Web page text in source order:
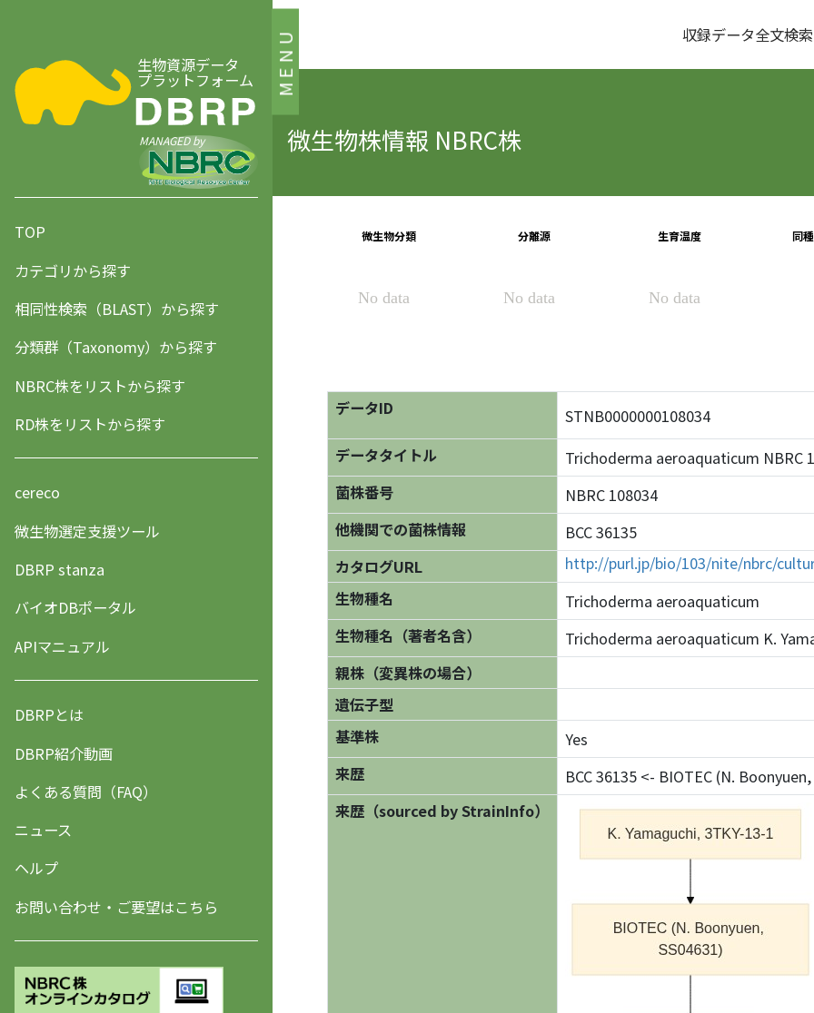
MENU
生物資源データ
プラットフォーム
MANAGED by
TOP
カテゴリから探す
相同性検索（BLAST）から探す
分類群（Taxonomy）から探す
NBRC株をリストから探す
RD株をリストから探す
cereco
微生物選定支援ツール
DBRP stanza
バイオDBポータル
APIマニュアル
DBRPとは
DBRP紹介動画
よくある質問（FAQ）
ニュース
ヘルプ
お問い合わせ・ご要望はこちら
収録データ全文検索
微生物株情報 NBRC株
データID
STNB0000000108034
データタイトル
Trichoderma aeroaquaticum NBRC
菌株番号
NBRC 108034
他機関での菌株情報
BCC 36135
カタログURL
http://purl.jp/bio/103/nite/nbrc/
生物種名
Trichoderma aeroaquaticum
生物種名（著者名含）
Trichoderma aeroaquaticum K.
親株（変異株の場合）
遺伝子型
基準株
Yes
来歴
BCC 36135 <- BIOTEC (N.
来歴（sourced by StrainInfo）